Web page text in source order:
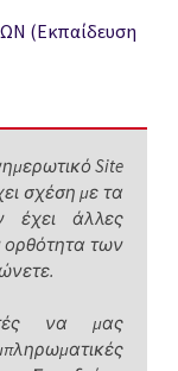
(Εκπαίδευση
Site
σχέση με τα
έχει άλλες
ορθότητα των
να μας